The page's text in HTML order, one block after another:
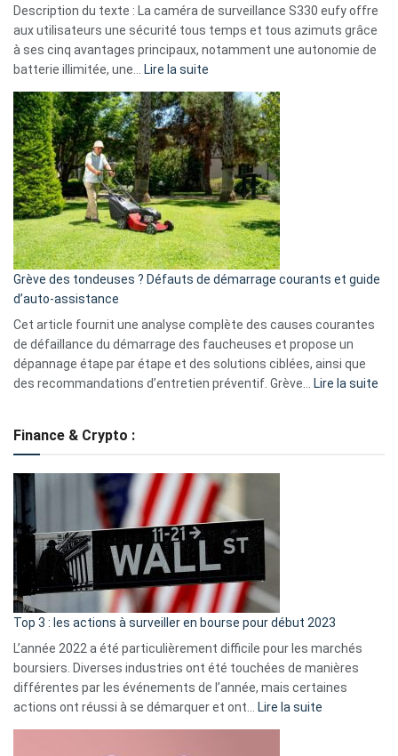
données
menace
Facebook,
et
GitHub
Description du texte : La caméra de surveillance S330 eufy offre
aux utilisateurs une sécurité tous temps et tous azimuts grâce
à ses cinq avantages principaux, notamment une autonomie de
batterie illimitée, une… Lire la suite
Comment
choisir
une
caméra
de
surveillance
?
5
avantages
essentiels
de
S330
eufy
Grève des tondeuses ? Défauts de démarrage courants et guide
d’auto-assistance
Cet article fournit une analyse complète des causes courantes
de défaillance du démarrage des faucheuses et propose un
dépannage étape par étape et des solutions ciblées, ainsi que
des recommandations d’entretien préventif. Grève… Lire la suite
Finance & Crypto :
Top 3 : les actions à surveiller en bourse pour début 2023
L’année 2022 a été particulièrement difficile pour les marchés
boursiers. Diverses industries ont été touchées de manières
différentes par les événements de l’année, mais certaines
actions ont réussi à se démarquer et ont… Lire la suite